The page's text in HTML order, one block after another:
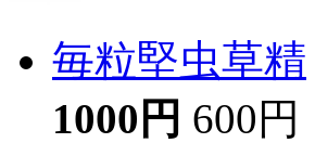
毎粒堅虫草精
1000円 600円